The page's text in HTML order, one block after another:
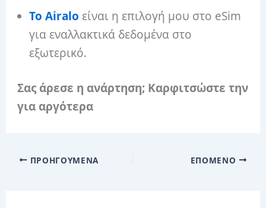
Το Airalo είναι η επιλογή μου στο eSim
για εναλλακτικά δεδομένα στο
εξωτερικό.
Σας άρεσε η ανάρτηση; Καρφιτσώστε την
για αργότερα
ΠΡΟΗΓΟΎΜΕΝΑ ΕΠΌΜΕΝΟ